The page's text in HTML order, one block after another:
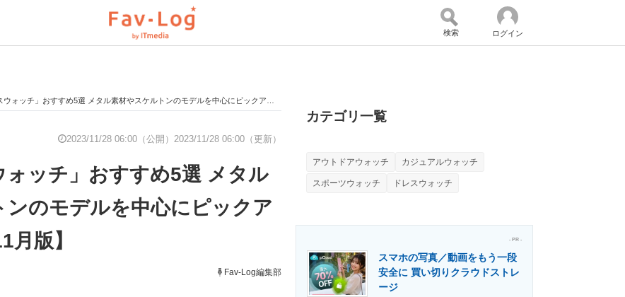
を見通す スマホと通信の最新トレンド 進化するPCとデバイスの未来
が分かる 企業ITのトレンドを詳説 経営リーダーのコミュニティ
の総合サイト
検索 ログイン
ッチ」おすすめ5選 メタル素材やスケルトンのモデルを中心にピックアップ【2023年11月版】
2023/11/28 06:00（公開） 2023/11/28 06:00（更新）
ォッチ」おすすめ5選 メタル
ンのモデルを中心にピックア
月版】
Fav-Log編集部
カテゴリ一覧
アウトドアウォッチ カジュアルウォッチ
スポーツウォッチ ドレスウォッチ
- PR -
スマホの写真／動画をもう一段
安全に 買い切りクラウドストレ
ージ